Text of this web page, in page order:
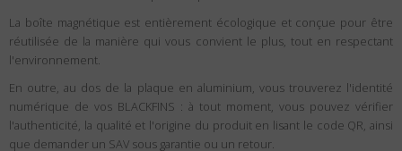
La boîte magnétique est entièrement écologique et conçue pour être
réutilisée de la manière qui vous convient le plus, tout en respectant
l'environnement.
En outre, au dos de la plaque en aluminium, vous trouverez l'identité
numérique de vos BLACKFINS : à tout moment, vous pouvez vérifier
l'authenticité, la qualité et l'origine du produit en lisant le code QR, ainsi
que demander un SAV sous garantie ou un retour.